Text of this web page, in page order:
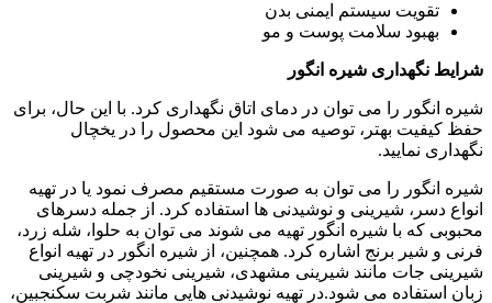
تقویت سیستم ایمنی بدن
بهبود سلامت پوست و مو
شرایط نگهداری شیره انگور
شیره انگور را می توان در دمای اتاق نگهداری کرد. با این حال، برای
حفظ کیفیت بهتر، توصیه می شود این محصول را در یخچال
نگهداری نمایید.
شیره انگور را می توان به صورت مستقیم مصرف نمود یا در تهیه
انواع دسر، شیرینی و نوشیدنی ها استفاده کرد. از جمله دسرهای
محبوبی که با شیره انگور تهیه می شوند می توان به حلوا، شله زرد،
فرنی و شیر برنج اشاره کرد. همچنین، از شیره انگور در تهیه انواع
شیرینی جات مانند شیرینی مشهدی، شیرینی نخودچی و شیرینی
زبان استفاده می شود.در تهیه نوشیدنی هایی مانند شربت سکنجبین،